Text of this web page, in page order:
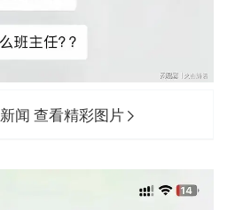
闻 查看精彩图片